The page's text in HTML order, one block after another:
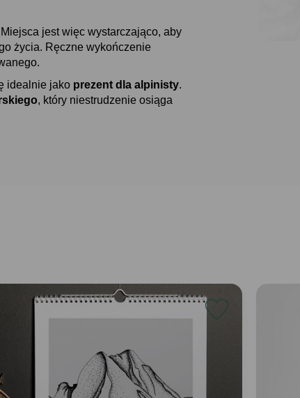
jest więc wystarczająco, aby
życia. Ręczne wykończenie
idealnie jako prezent dla alpinisty.
, który niestrudzenie osiąga